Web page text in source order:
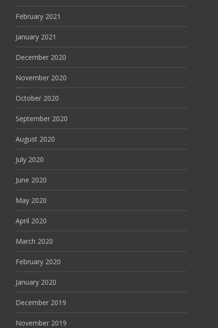
February 2021
January 2021
December 2020
November 2020
October 2020
September 2020
August 2020
July 2020
June 2020
May 2020
April 2020
March 2020
February 2020
January 2020
December 2019
November 2019